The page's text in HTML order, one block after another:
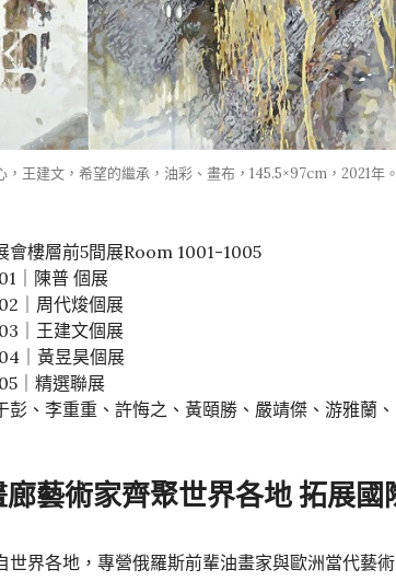
，王建文，希望的繼承，油彩、畫布，145.5×97cm，2021年。
會樓層前5間展Room 1001-1005
｜陳普 個展
｜周代焌個展
｜王建文個展
｜黃昱昊個展
｜精選聯展
彭、李重重、許悔之、黃頤勝、嚴靖傑、游雅蘭
藝術家齊聚世界各地拓展國
世界各地，專營俄羅斯前輩油畫家與歐洲當代藝